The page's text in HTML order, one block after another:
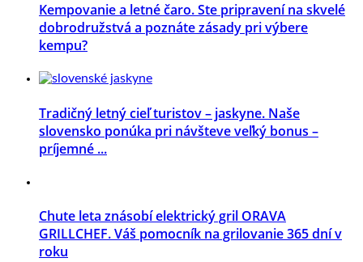
Kempovanie a letné čaro. Ste pripravení na skvelé
dobrodružstvá a poznáte zásady pri výbere
kempu?
Tradičný letný cieľ turistov – jaskyne. Naše
slovensko ponúka pri návšteve veľký bonus –
príjemné ...
Chute leta znásobí elektrický gril ORAVA
GRILLCHEF. Váš pomocník na grilovanie 365 dní v
roku